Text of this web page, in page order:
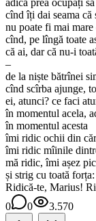
adică prea ocupați
cînd îți dai seama că
nu poate fi mai mare
cînd, pe lîngă toate
că ai, dar că nu-i
–
de la niște bătrînei
cînd scîrba ajunge,
ei, atunci? ce faci
în momentul acela,
în momentul acesta
îmi ridic ochii din
îmi ridic mîinile
mă ridic, îmi așez
și strig cu toată forța:
Ridică-te, Marius!
0
0
3.570